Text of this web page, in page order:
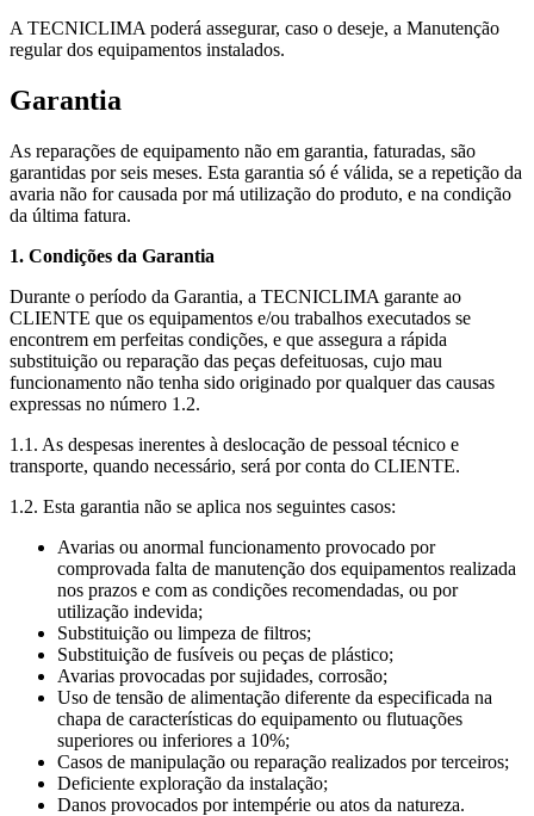
A TECNICLIMA poderá assegurar, caso o deseje, a Manutenção
regular dos equipamentos instalados.
Garantia
As reparações de equipamento não em garantia, faturadas, são
garantidas por seis meses. Esta garantia só é válida, se a repetição da
avaria não for causada por má utilização do produto, e na condição
da última fatura.
1. Condições da Garantia
Durante o período da Garantia, a TECNICLIMA garante ao
CLIENTE que os equipamentos e/ou trabalhos executados se
encontrem em perfeitas condições, e que assegura a rápida
substituição ou reparação das peças defeituosas, cujo mau
funcionamento não tenha sido originado por qualquer das causas
expressas no número 1.2.
1.1. As despesas inerentes à deslocação de pessoal técnico e
transporte, quando necessário, será por conta do CLIENTE.
1.2. Esta garantia não se aplica nos seguintes casos:
Avarias ou anormal funcionamento provocado por
comprovada falta de manutenção dos equipamentos realizada
nos prazos e com as condições recomendadas, ou por
utilização indevida;
Substituição ou limpeza de filtros;
Substituição de fusíveis ou peças de plástico;
Avarias provocadas por sujidades, corrosão;
Uso de tensão de alimentação diferente da especificada na
chapa de características do equipamento ou flutuações
superiores ou inferiores a 10%;
Casos de manipulação ou reparação realizados por terceiros;
Deficiente exploração da instalação;
Danos provocados por intempérie ou atos da natureza.